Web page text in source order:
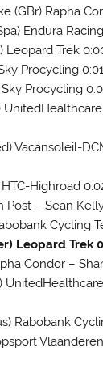
(GBr) Rapha
Endura
Leopard Trek
Procycling
Procycling
Vacansoleil-
Highroad
Post – Sean
Cycling
Leopard Trek
Condor –
Rabobank